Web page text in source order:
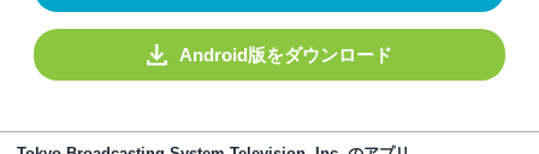
Android版をダウンロード